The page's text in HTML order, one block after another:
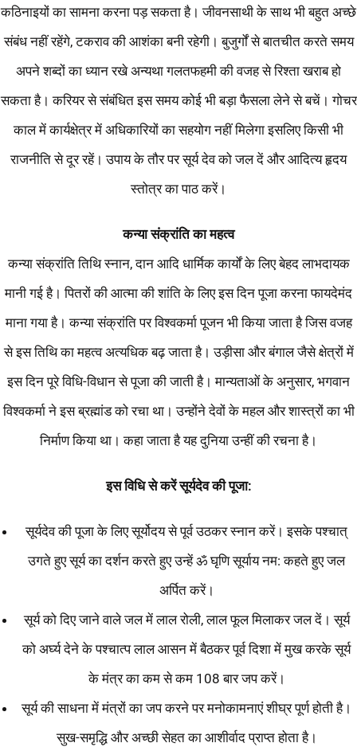
कठिनाइयों का सामना करना पड़ सकता है। जीवनसाथी के साथ भी बहुत अच्छे
संबंध नहीं रहेंगे, टकराव की आशंका बनी रहेगी। बुजुर्गों से बातचीत करते समय
अपने शब्दों का ध्यान रखे अन्यथा गलतफहमी की वजह से रिश्ता खराब हो
सकता है। करियर से संबंधित इस समय कोई भी बड़ा फैसला लेने से बचें। गोचर
काल में कार्यक्षेत्र में अधिकारियों का सहयोग नहीं मिलेगा इसलिए किसी भी
राजनीति से दूर रहें। उपाय के तौर पर सूर्य देव को जल दें और आदित्य हृदय
स्तोत्र का पाठ करें।
कन्या संक्रांति का महत्व
कन्या संक्रांति तिथि स्नान, दान आदि धार्मिक कार्यों के लिए बेहद लाभदायक
मानी गई है। पितरों की आत्मा की शांति के लिए इस दिन पूजा करना फायदेमंद
माना गया है। कन्या संक्रांति पर विश्वकर्मा पूजन भी किया जाता है जिस वजह
से इस तिथि का महत्व अत्यधिक बढ़ जाता है। उड़ीसा और बंगाल जैसे क्षेत्रों में
इस दिन पूरे विधि-विधान से पूजा की जाती है। मान्यताओं के अनुसार, भगवान
विश्वकर्मा ने इस ब्रह्मांड को रचा था। उन्होंने देवों के महल और शास्त्रों का भी
निर्माण किया था। कहा जाता है यह दुनिया उन्हीं की रचना है।
इस विधि से करें सूर्यदेव की पूजा:
सूर्यदेव की पूजा के लिए सूर्योदय से पूर्व उठकर स्नान करें। इसके पश्चात्
उगते हुए सूर्य का दर्शन करते हुए उन्हें ॐ घृणि सूर्याय नम: कहते हुए जल
अर्पित करें।
सूर्य को दिए जाने वाले जल में लाल रोली, लाल फूल मिलाकर जल दें। सूर्य
को अर्घ्य देने के पश्चात्प लाल आसन में बैठकर पूर्व दिशा में मुख करके सूर्य
के मंत्र का कम से कम 108 बार जप करें।
सूर्य की साधना में मंत्रों का जप करने पर मनोकामनाएं शीघ्र पूर्ण होती है।
सुख-समृद्धि और अच्छी सेहत का आशीर्वाद प्राप्त होता है।